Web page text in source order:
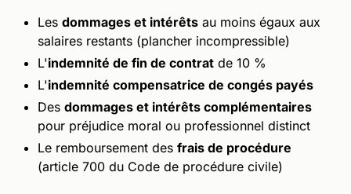
Les dommages et intérêts au moins égaux aux
salaires restants (plancher incompressible)
L'indemnité de fin de contrat de 10 %
L'indemnité compensatrice de congés payés
Des dommages et intérêts complémentaires
pour préjudice moral ou professionnel distinct
Le remboursement des frais de procédure
(article 700 du Code de procédure civile)